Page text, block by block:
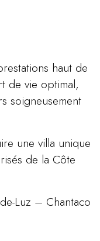
haut de
de vie optimal,
soigneusement
une villa unique
de la Côte
Luz – Chantaco